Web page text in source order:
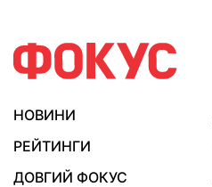
НОВИНИ
РЕЙТИНГИ
ДОВГИЙ ФОКУС